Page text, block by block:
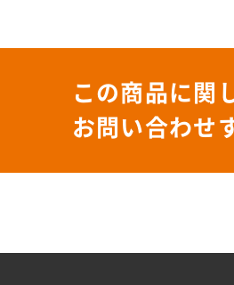
この商品に関
お問い合わせ